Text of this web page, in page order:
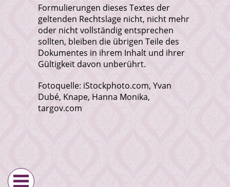
Formulierungen dieses Textes der
geltenden Rechtslage nicht, nicht mehr
oder nicht vollständig entsprechen
sollten, bleiben die übrigen Teile des
Dokumentes in ihrem Inhalt und ihrer
Gültigkeit davon unberührt.
Fotoquelle: iStockphoto.com, Yvan
Dubé, Knape, Hanna Monika,
targov.com